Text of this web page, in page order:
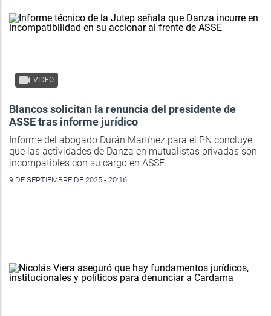
VIDEO
Blancos solicitan la renuncia del presidente de
ASSE tras informe jurídico
Informe del abogado Durán Martínez para el PN concluye
que las actividades de Danza en mutualistas privadas son
incompatibles con su cargo en ASSE.
9 DE SEPTIEMBRE DE 2025 - 20:16